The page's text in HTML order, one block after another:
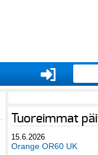
Tuoreimmat
15.6.2026
Orange OR60 UK